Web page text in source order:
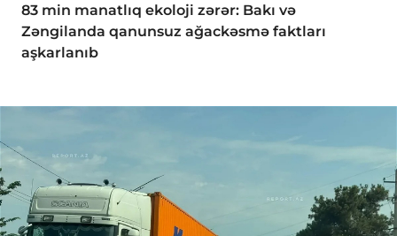
83 min manatlıq ekoloji zərər: Bakı və
Zəngilanda qanunsuz ağackəsmə faktları
aşkarlanıb